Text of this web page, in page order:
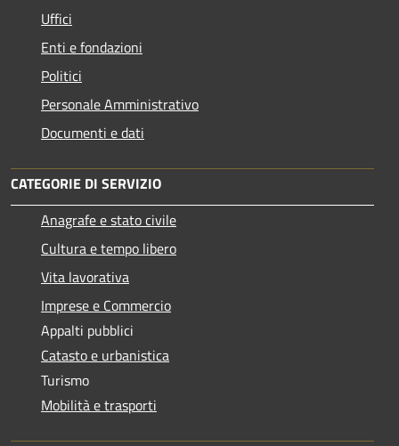
Uffici
Enti e fondazioni
Politici
Personale Amministrativo
Documenti e dati
CATEGORIE DI SERVIZIO
Anagrafe e stato civile
Cultura e tempo libero
Vita lavorativa
Imprese e Commercio
Appalti pubblici
Catasto e urbanistica
Turismo
Mobilità e trasporti